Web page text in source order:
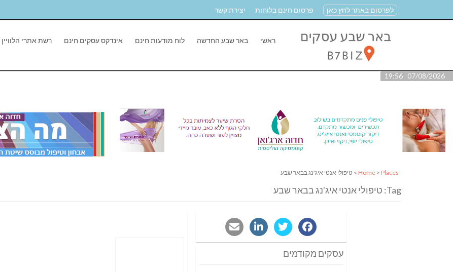
לפרסום באתר לחץ כאן פרסום חינם בלוחות יצירת קשר
ראשי באר שבע החדשה לוח מודעות חינם אינדקס עסקים חינם רשת אתרי הלוויין
07/08/2026 19:56
Home > Places > טיפולי אנטי איג'נג בבאר שבע
Tag: טיפולי אנטי איג'נג בבאר שבע
עסקים מקודמים